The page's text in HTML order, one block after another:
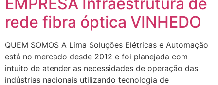
rede fibra óptica VINHEDO
QUEM SOMOS A Lima Soluções Elétricas e Automação
está no mercado desde 2012 e foi planejada com
intuito de atender as necessidades de operação das
indústrias nacionais utilizando tecnologia de